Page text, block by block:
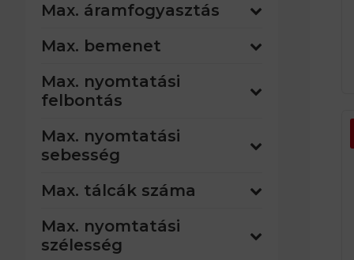
Max. áramfogyasztás
Max. bemenet
Max. nyomtatási
felbontás
Max. nyomtatási
sebesség
Max. tálcák száma
Max. nyomtatási
szélesség